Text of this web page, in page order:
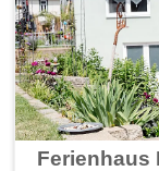
Ferienhaus